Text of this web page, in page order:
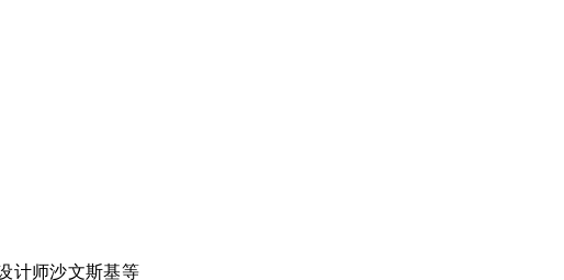
计师沙文斯基等